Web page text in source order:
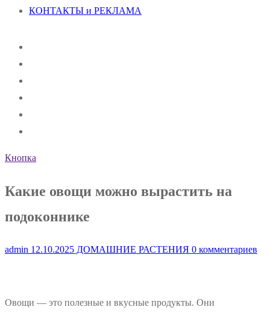
КОНТАКТЫ и РЕКЛАМА
Кнопка
Какие овощи можно вырастить на
подоконнике
admin 12.10.2025 ДОМАШНИЕ РАСТЕНИЯ 0 комментариев
Овощи — это полезные и вкусные продукты. Они